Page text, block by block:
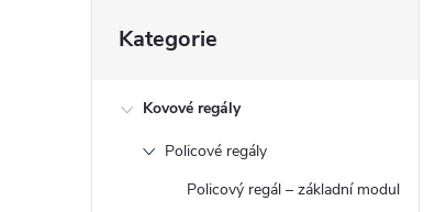
kategorie
Kategorie
Kovové regály
Policové regály
Policový regál – základní modul